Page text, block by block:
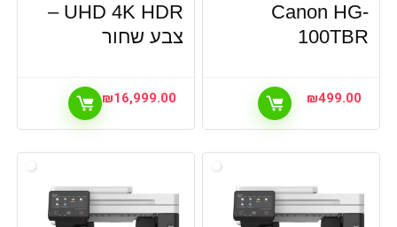
Canon HG-
100TBR
₪499.00
UHD 4K HDR –
צבע שחור
₪16,999.00